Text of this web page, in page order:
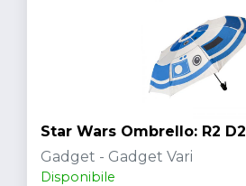
Star Wars Ombrello: R2 D2
Gadget - Gadget Vari
Disponibile